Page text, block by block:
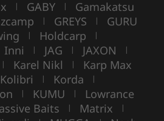
| GABY | Gamakatsu
| GREYS | GURU
| Holdcarp |
Inni | JAG | JAXON |
| Karel Nikl | Karp Max
Kolibri | Korda |
| KUMU | Lowrance
Baits | Matrix |